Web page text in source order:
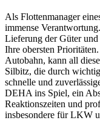
Als Flottenmanager
immense
Lieferung der Güter
Ihre obersten
Autobahn, kann all
Silbitz, die durch
schnelle und
DEHA ins Spiel, ein
Reaktionszeiten und
insbesondere für LKW